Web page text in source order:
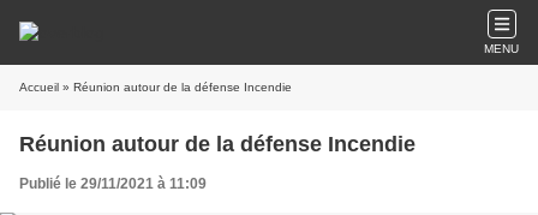
MENU
Accueil » Réunion autour de la défense Incendie
Réunion autour de la défense Incendie
Publié le 29/11/2021 à 11:09